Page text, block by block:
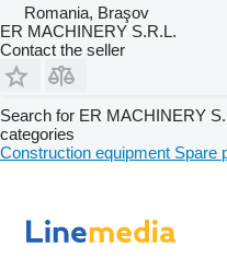
Romania, Braşov
ER MACHINERY S.R.L.
Contact the seller
Search for ER MACHINERY
categories
Construction equipment Spare